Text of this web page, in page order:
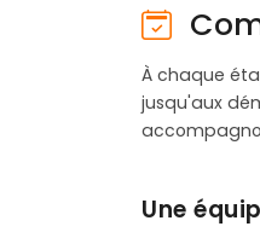
À chaque
jusqu'aux
Une